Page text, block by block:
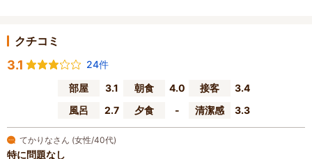
クチコミ
3.1
24件
部屋
3.1 朝食 4.0 接客
3.4
風呂
2.7 夕食 - 清潔感 3.3
てかりなさん (女性/40代)
特に問題なし